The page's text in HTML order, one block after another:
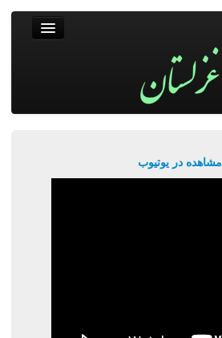
مشاهده در یوتیوب